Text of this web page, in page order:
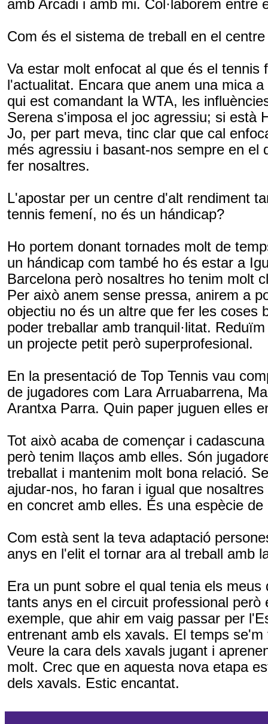
amb Arcadi i amb mi. Col·laborem entre
Com és el sistema de treball en el
Va estar molt enfocat al que és el tennis
l'actualitat. Encara que anem una mica
qui est comandant la WTA, les
Serena s'imposa el joc agressiu; si està
Jo, per part meva, tinc clar que cal
més agressiu i basant-nos sempre en el
fer nosaltres.
L'apostar per un centre d'alt rendiment
tennis femení, no és un hándicap?
Ho portem donant tornades molt de
un hándicapcom també ho és estar a
Barcelona però nosaltres ho tenim molt
Per això anem sense pressa, anirem a
objectiu no és un altre que fer les coses
poder treballar amb tranquil·litat.
un projecte petit però superprofesional.
En la presentació de Top Tennisvau
de jugadores com Lara Arruabarrena,
Arantxa Parra. Quin paper juguen elles
Tot això acaba de començar i
però tenim llaços amb elles. Són
treballat i mantenim molt bona relació.
ajudar-nos, ho faran i igual que
en concret amb elles. És una espècie
Com està sent la teva adaptació
anys en l'elit el tornar ara al treball amb
Era un punt sobre el qual tenia els meus
tants anys en el circuit professional però
exemple, que ahir em vaig passar per
entrenant amb els xavals. El temps
Veure la cara dels xavals jugant i
molt. Crec que en aquesta nova etapa
dels xavals. Estic encantat.